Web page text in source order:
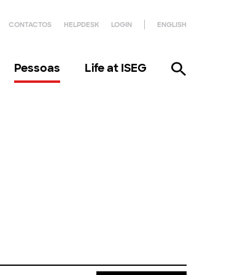
CONTACTOS HELPDESK LOGIN ENGLISH
Pessoas Life at ISEG